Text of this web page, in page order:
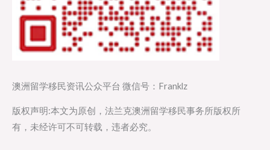
澳洲留学移民资讯公众平台 微信号：Franklz
版权声明:本文为原创，法兰克澳洲留学移民事务所版权所
有，未经许可不可转载，违者必究。